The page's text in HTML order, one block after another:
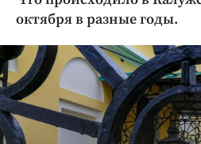
Криминал
Недвижимость и ЖКХ
Образование
Общество
Погода
октября в разные годы.